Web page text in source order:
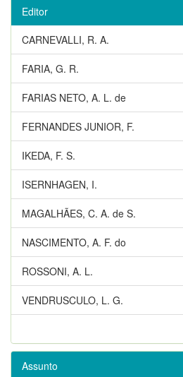
Editor
CARNEVALLI, R. A.
FARIA, G. R.
FARIAS NETO, A. L. de
FERNANDES JUNIOR, F.
IKEDA, F. S.
ISERNHAGEN, I.
MAGALHÃES, C. A. de S.
NASCIMENTO, A. F. do
ROSSONI, A. L.
VENDRUSCULO, L. G.
Assunto